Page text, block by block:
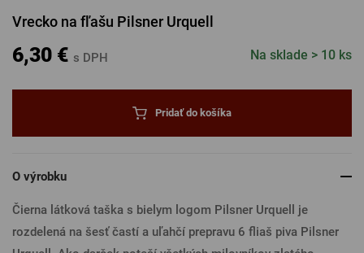
PRIHLÁSENIE CEZ SEZNAM
Vrecko na fľašu Pilsner Urquell
6,30 € s DPH Na sklade > 10 ks
Pridať do košíka
O výrobku
Čierna látková taška s bielym logom Pilsner Urquell je
rozdelená na šesť častí a uľahčí prepravu 6 fliaš piva Pilsner